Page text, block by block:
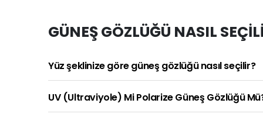
GÜNEŞ GÖZLÜĞÜ NASIL
Yüz şeklinize göre güneş gözlüğü nasıl seçilir?
UV (Ultraviyole) Mi Polarize Güneş Gözlüğü